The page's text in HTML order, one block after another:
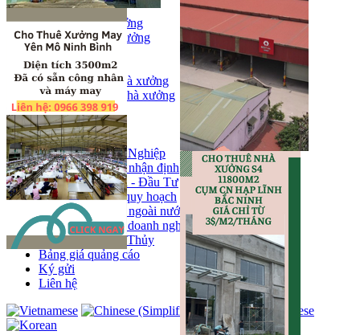
Trang chủ
Bán kho, nhà xưởng
Bán kho xưởng
Kho
Mặt bằng
Cho thuê kho, nhà xưởng
Cho thuê nhà xưởng
Kho
Mặt bằng
Tin tức
Khu Công Nghiệp
Phân tích - nhận định
Chính sách - Đầu Tư
Thông tin quy hoạch
Thị trường ngoài nước
Hoạt động doanh nghiẹp
Tin Phong Thủy
Bảng giá quảng cáo
Ký gửi
Liên hệ